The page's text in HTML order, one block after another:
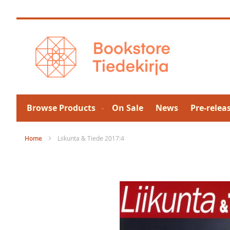
to
Browse Products On Sale News Pre-
Home Liikunta & Tiede 2017:4